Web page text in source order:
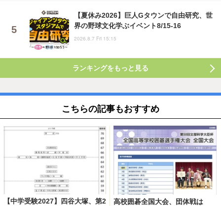
【夏休み2026】巨人Gタウンで自由研究、世
界の野球文化学ぶイベント8/15-16
2026.8.7 Fri 15:15
ランキングをもっと見る
こちらの記事もおすすめ
【中学受験2027】四谷大塚、第2
高校囲碁全国大会、団体戦は